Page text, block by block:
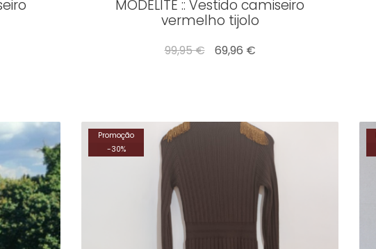
MODÉLITE :: Vestido camiseiro
vermelho tijolo
99,95 € 69,96 €
Promoção
-30%